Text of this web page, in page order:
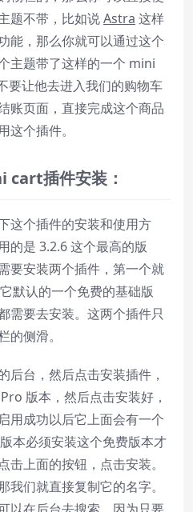
题不带，比如说Astra 这样
能，那么你就可以通过这个
主题带了这样的一个 mini
要让他去进入我们的购物车
账页面，直接完成这个商品
这个插件。
cart插件安装：
这个插件的安装和使用方
的是 3.2.6 这个最高的版
要安装两个插件，第一个就
默认的一个免费的基础版
需要去安装。这两个插件只
的侧滑。
后台，然后点击安装插件，
版本，然后点击安装好，
用成功以后它上面会有一个
本必须安装这个免费版本才
上面的按钮，点击安装。
们就直接复制它的名字。
以在后台去搜索，因为只要